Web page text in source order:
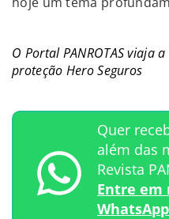
O Portal PANROTAS viaja
proteção Hero Seguros
Quer
além das
Revista
Entre em